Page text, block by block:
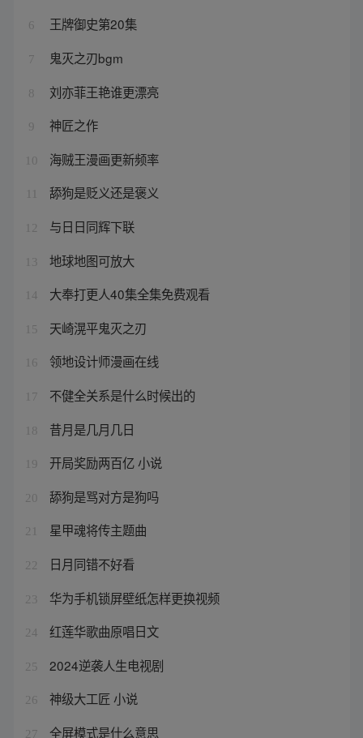
6 王牌御史第20集
7 鬼灭之刃bgm
8 刘亦菲王艳谁更漂亮
9 神匠之作
10 海贼王漫画更新频率
舔狗是贬义还是褒义
12 与日日同辉下联
13 地球地图可放大
14 大奉打更人40集全集免费观看
15 天崎滉平鬼灭之刃
16 领地设计师漫画在线
17 不健全关系是什么时候出的
18 昔月是几月几日
19 开局奖励两百亿 小说
20 舔狗是骂对方是狗吗
21 星甲魂将传主题曲
22 日月同错不好看
23 华为手机锁屏壁纸怎样更换视频
24 红莲华歌曲原唱日文
25 2024逆袭人生电视剧
26 神级大工匠 小说
27 全屏模式是什么意思